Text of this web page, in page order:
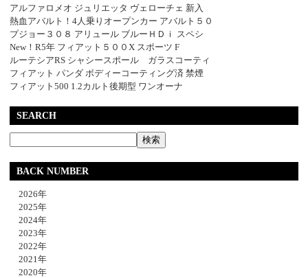
アルファロメオ ジュリエッタ ヴェローチェ 新入
熱血アバルト！4人乗りオープンカー アバルト５０
プジョー３０８ アリュール ブルーＨＤｉ スペシ
New！R5年 フィアット５００X スポーツ F
ルーテシアRS シャシースポール ガラスコーティ
フィアット パンダ ボディーコーティング済 禁煙
フィアット500 1.2カルト後期型 ワンオーナ
SEARCH
BACK NUMBER
2026年
2025年
2024年
2023年
2022年
2021年
2020年